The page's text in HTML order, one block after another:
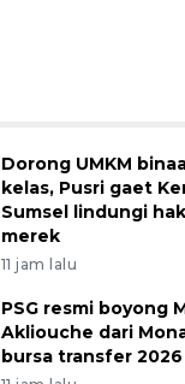
Dorong UMKM
kelas, Pusri gaet
Sumsel lindungi
merek
11 jam lalu
PSG resmi boyong
Akliouche dari
bursa transfer 2026